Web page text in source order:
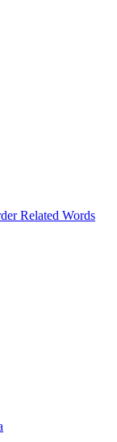
Related Words